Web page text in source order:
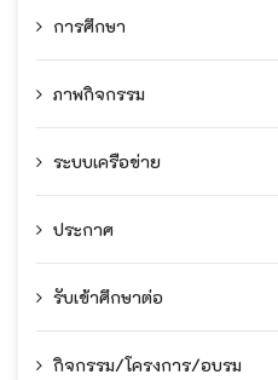
การศึกษา
ภาพกิจกรรม
ระบบเครือข่าย
ประกาศ
รับเข้าศึกษาต่อ
กิจกรรม/โครงการ/อบรม